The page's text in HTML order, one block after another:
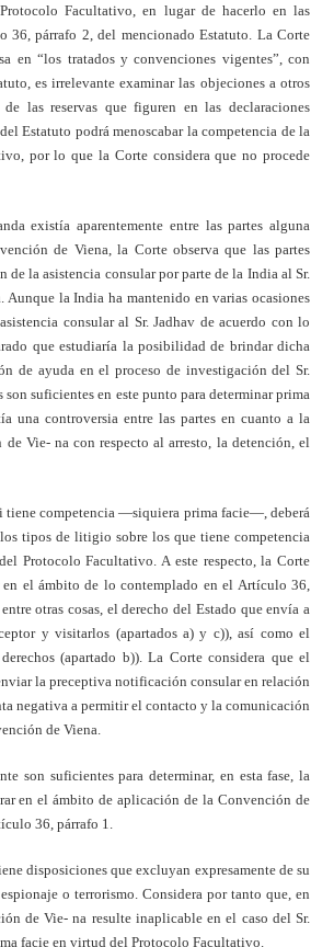
Facultativo, en lugar de hacerlo en las
36, párrafo 2, del mencionado Estatuto. La Corte
en “los tratados y convenciones vigentes”, con
es irrelevante examinar las objeciones a otros
las reservas que figuren en las declaraciones
Estatuto podrá menoscabar la competencia de la
por lo que la Corte considera que no procede
existía aparentemente entre las partes alguna
de Viena, la Corte observa que las partes
la asistencia consular por parte de la India al Sr.
la India ha mantenido en varias ocasiones
consular al Sr. Jadhav de acuerdo con lo
que estudiaría la posibilidad de brindar dicha
de ayuda en el proceso de investigación del Sr.
suficientes en este punto para determinar prima
una controversia entre las partes en cuanto a la
Vie- na con respecto al arresto, la detención, el
tiene competencia —siquiera prima facie—, deberá
tipos de litigio sobre los que tiene competencia
Protocolo Facultativo. A este respecto, la Corte
el ámbito de lo contemplado en el Artículo 36,
otras cosas, el derecho del Estado que envía a
y visitarlos (apartados a) y c)), así como el
(apartado b)). La Corte considera que el
la preceptiva notificación consular en relación
negativa a permitir el contacto y la comunicación
de Viena.
son suficientes para determinar, en esta fase, la
en el ámbito de aplicación de la Convención de
36, párrafo 1.
disposiciones que excluyan expresamente de su
o terrorismo. Considera por tanto que, en
de Vie- na resulte inaplicable en el caso del Sr.
facie en virtud del Protocolo Facultativo.